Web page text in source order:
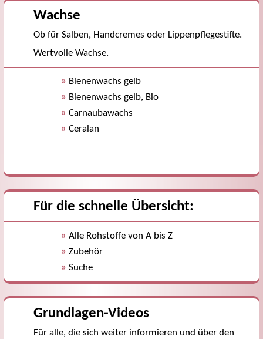
Wachse
Ob für Salben, Handcremes oder Lippenpflegestifte.
Wertvolle Wachse.
» Bienenwachs gelb
» Bienenwachs gelb, Bio
» Carnaubawachs
» Ceralan
Für die schnelle Übersicht:
» Alle Rohstoffe von A bis Z
» Zubehör
» Suche
Grundlagen-Videos
Für alle, die sich weiter informieren und über den